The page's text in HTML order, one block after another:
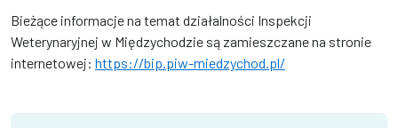
Bieżące informacje na temat działalności Inspekcji
Weterynaryjnej w Międzychodzie są zamieszczane na stronie
internetowej: https://bip.piw-miedzychod.pl/